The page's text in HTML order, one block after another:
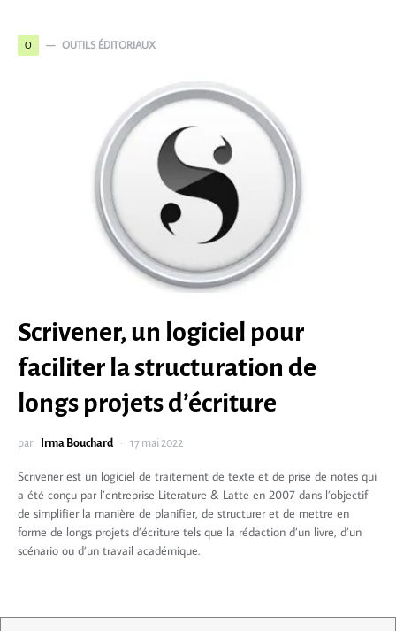
O OUTILS ÉDITORIAUX
Scrivener, un logiciel pour
faciliter la structuration de
longs projets d’écriture
par Irma Bouchard 17 mai 2022
Scrivener est un logiciel de traitement de texte et de prise de notes qui
a été conçu par l’entreprise Literature & Latte en 2007 dans l’objectif
de simplifier la manière de planifier, de structurer et de mettre en
forme de longs projets d’écriture tels que la rédaction d’un livre, d’un
scénario ou d’un travail académique.